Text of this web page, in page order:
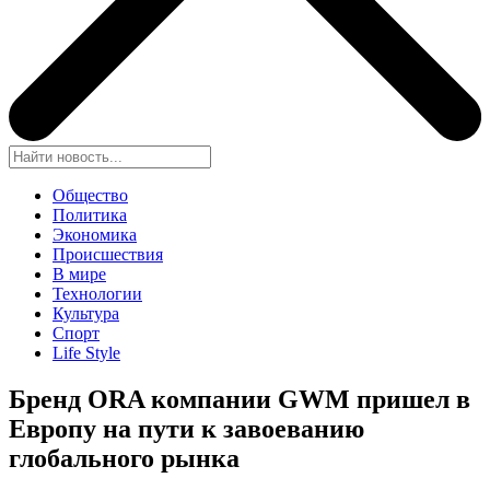
Общество
Политика
Экономика
Происшествия
В мире
Технологии
Культура
Спорт
Life Style
Бренд ORA компании GWM пришел в
Европу на пути к завоеванию
глобального рынка